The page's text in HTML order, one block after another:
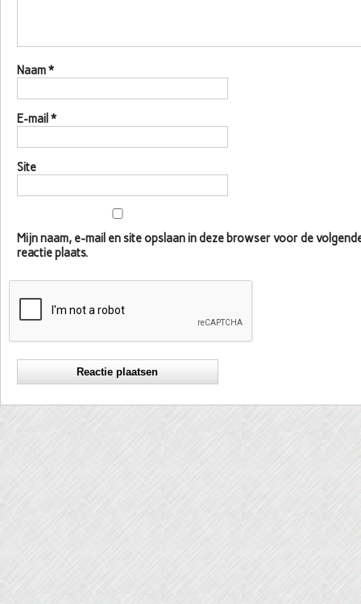
Naam*
E-mail *
Site
Mijn naam, e-mail en site opslaan in deze browser voor de
reactie plaats.